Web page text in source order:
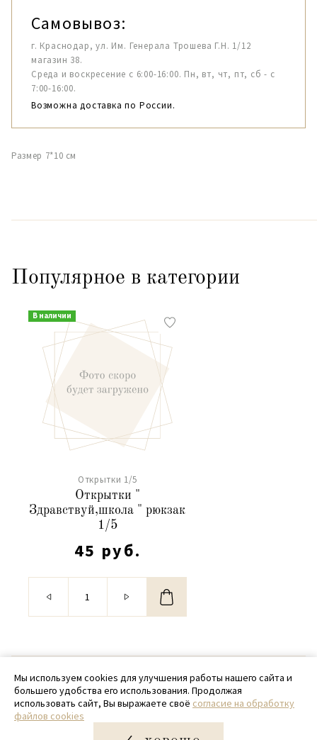
Самовывоз:
г. Краснодар, ул. Им. Генерала Трошева Г.Н. 1/12
магазин 38.
Среда и воскресение с 6:00-16:00. Пн, вт, чт, пт, сб - с
7:00-16:00.
Возможна доставка по России.
Размер 7*10 см
Популярное в категории
В наличии
Открытки 1/5
Открытки "
Здравствуй,школа " рюкзак
1/5
45 руб.
© 2020 - 2026 SamPack
+ 7 (918) 699-97-87
zakaz@sampack.store
Мы используем cookies для улучшения работы нашего сайта и
большего удобства его использования. Продолжая
использовать сайт, Вы выражаете своё согласие на обработку
файлов cookies